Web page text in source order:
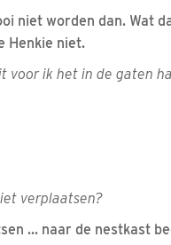
niet worden dan. Wat
Henkie niet.
voor ik het in de gaten
verplaatsen?
... naar de nestkast